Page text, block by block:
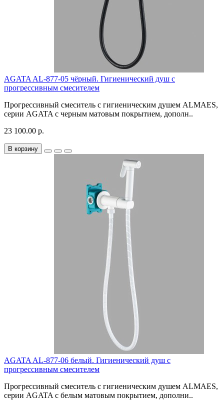
AGATA AL-877-05 чёрный. Гигиенический душ с
прогрессивным смесителем
Прогрессивный смеситель с гигиеническим душем ALMAES,
серии AGATA с черным матовым покрытием, дополн..
23 100.00 р.
В корзину
AGATA AL-877-06 белый. Гигиенический душ с
прогрессивным смесителем
Прогрессивный смеситель с гигиеническим душем ALMAES,
серии AGATA с белым матовым покрытием, дополни..